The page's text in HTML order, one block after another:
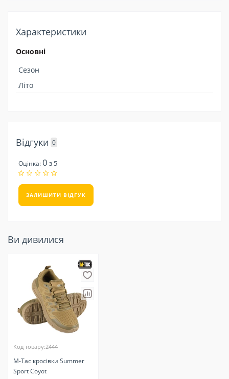
Характеристики
Основні
Сезон
Літо
Відгуки 0
Оцінка:0 з 5
ЗАЛИШИТИ ВІДГУК
Ви дивилися
Код товару:2444
M-Tac кросівки Summer
Sport Coyot